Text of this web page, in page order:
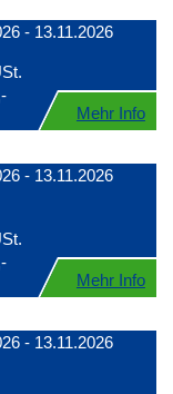
- 13.11.2026
Mehr Info
- 13.11.2026
Mehr Info
- 13.11.2026